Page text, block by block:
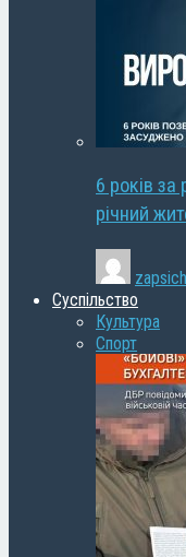
6 років
річний
zapsich
Суспільство
Культура
Спорт